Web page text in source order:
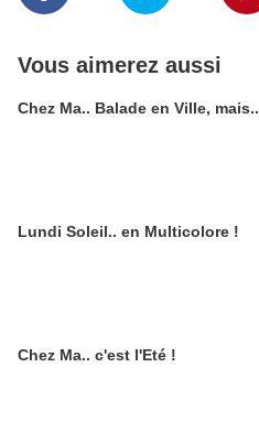
Vous aimerez aussi
Chez Ma.. Balade en Ville, mais..
Lundi Soleil.. en Multicolore !
Chez Ma.. c'est l'Eté !